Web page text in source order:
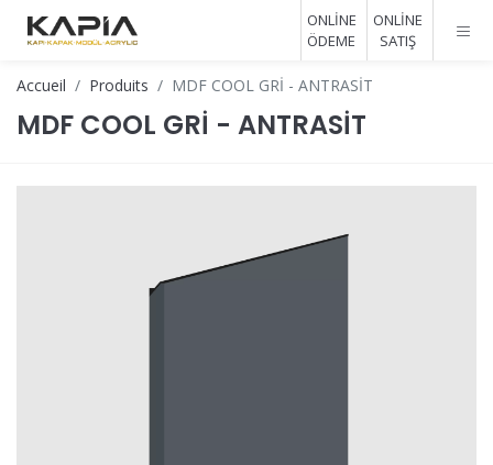
ONLİNE
SATIŞ
ONLİNE
ÖDEME
Accueil Produits MDF COOL GRİ - ANTRASİT
MDF COOL GRİ - ANTRASİT